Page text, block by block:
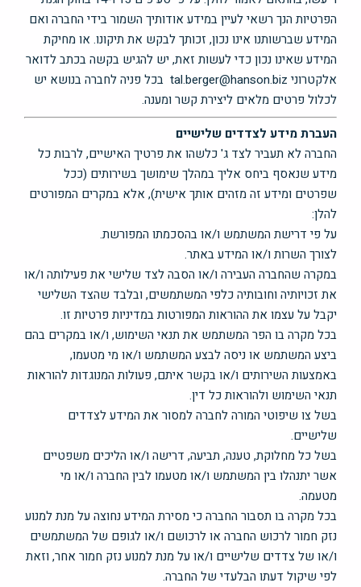
הפרטיות הנך רשאי לעיין במידע אודותיך השמור בידי החברה ואם
המידע שברשותנו אינו נכון, זכותך לבקש את תיקונו. או מחיקת
המידע שאינו נכון כדי לעשות זאת, יש להגיש בקשה בכתב לדואר
אלקטרוני tal.berger@hanson.biz בכל פניה לחברה בנושא יש
לכלול פרטים מלאים ליצירת קשר ומענה.
העברת מידע לצדדים שלישיים
החברה לא תעביר לצד ג' כלשהו את פרטיך האישיים, לרבות כל
מידע שנאסף ביחס אליך במהלך שימושך בשירותים (ככל
שפרטים ומידע זה מזהים אותך אישית), אלא במקרים המפורטים
להלן:
על פי דרישת המשתמש ו/או בהסכמתו המפורשת.
לצורך השרות ו/או המידע באתר.
במקרה שהחברה העבירה ו/או הסבה לצד שלישי את פעילותה ו/או
את זכויותיה וחובותיה כלפי המשתמשים, ובלבד שהצד השלישי
יקבל על עצמו את ההוראות המפורטות במדיניות פרטיות זו.
בכל מקרה בו הפר המשתמש את תנאי השימוש, ו/או במקרים בהם
ביצע המשתמש או ניסה לבצע המשתמש ו/או מי מטעמו,
באמצעות השירותים ו/או בקשר איתם, פעולות המנוגדות להוראות
תנאי השימוש ולהוראות כל דין.
בשל צו שיפוטי המורה לחברה למסור את המידע לצדדים
שלישיים.
בשל כל מחלוקת, טענה, תביעה, דרישה ו/או הליכים משפטיים
אשר יתנהלו בין המשתמש ו/או מטעמו לבין החברה ו/או מי
מטעמה.
בכל מקרה בו תסבור החברה כי מסירת המידע נחוצה על מנת למנוע
נזק חמור לרכוש החברה או לרכושם ו/או לגופם של המשתמשים
ו/או של צדדים שלישיים ו/או על מנת למנוע נזק חמור אחר, וזאת
לפי שיקול דעתו הבלעדי של החברה.